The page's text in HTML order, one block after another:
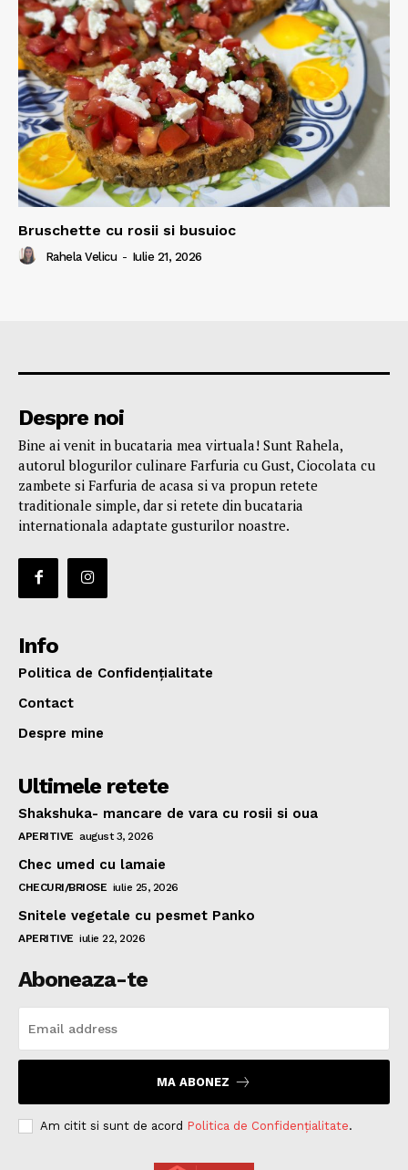
Bruschette cu rosii si busuioc
Rahela Velicu - Iulie 21, 2026
Despre noi
Bine ai venit in bucataria mea virtuala! Sunt Rahela,
autorul blogurilor culinare Farfuria cu Gust, Ciocolata cu
zambete si Farfuria de acasa si va propun retete
traditionale simple, dar si retete din bucataria
internationala adaptate gusturilor noastre.
Info
Politica de Confidențialitate
Contact
Despre mine
Ultimele retete
Shakshuka- mancare de vara cu rosii si oua
APERITIVE august 3, 2026
Chec umed cu lamaie
CHECURI/BRIOSE iulie 25, 2026
Snitele vegetale cu pesmet Panko
APERITIVE iulie 22, 2026
Aboneaza-te
MA ABONEZ
Am citit si sunt de acord Politica de Confidențialitate.